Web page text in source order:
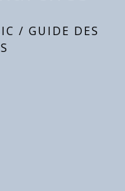
/ GUIDE DES